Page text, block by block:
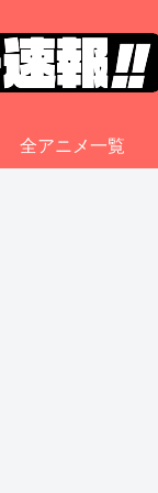
全アニメ一覧